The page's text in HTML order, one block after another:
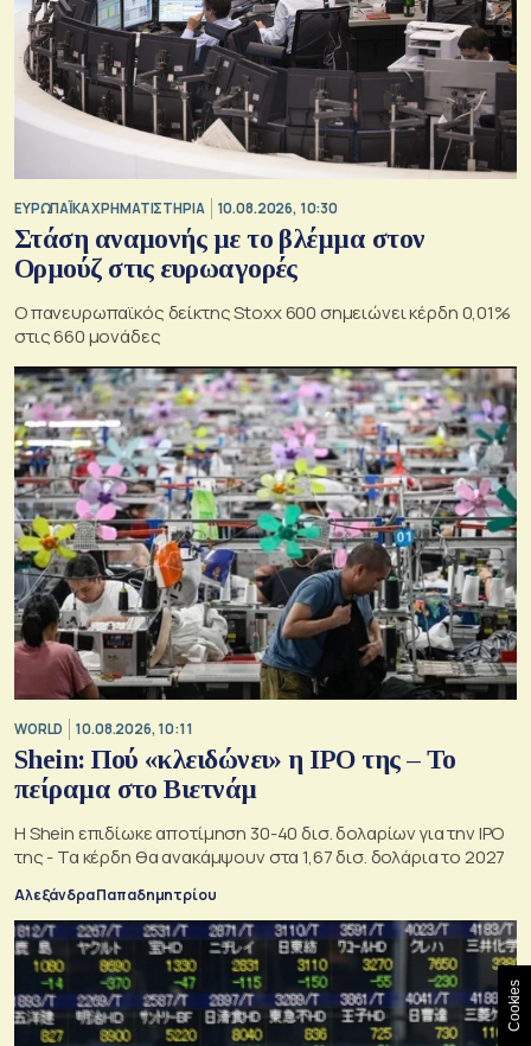
ΕΥΡΩΠΑΪΚΑ ΧΡΗΜΑΤΙΣΤΗΡΙΑ 10.08.2026, 10:30
Στάση αναμονής με το βλέμμα στον
Ορμούζ στις ευρωαγορές
O πανευρωπαϊκός δείκτης Stoxx 600 σημειώνει κέρδη 0,01%
στις 660 μονάδες
WORLD 10.08.2026, 10:11
Shein: Πού «κλειδώνει» η IPO της – Το
πείραμα στο Βιετνάμ
Η Shein επιδίωκε αποτίμηση 30-40 δισ. δολαρίων για την IPO
της - Τα κέρδη θα ανακάμψουν στα 1,67 δισ. δολάρια το 2027
Αλεξάνδρα Παπαδημητρίου
Cookies